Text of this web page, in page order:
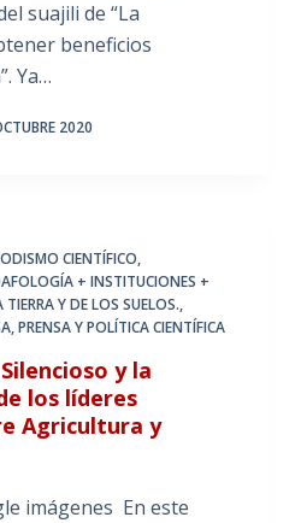
suajili de “La
beneficios
Ya…
2020
CIENTÍFICO,
+ INSTITUCIONES +
Y DE LOS SUELOS.,
,PRENSA Y POLÍTICA CIENTÍFICA
y la
los líderes
Agricultura y
imágenes En este